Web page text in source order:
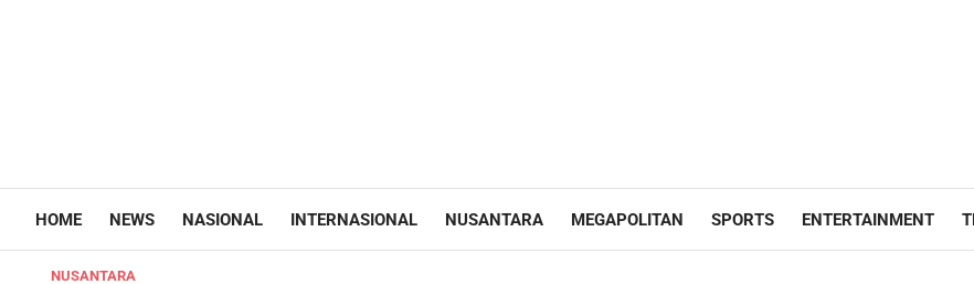
HOME NEWS NASIONAL INTERNASIONAL NUSANTARA MEGAPOLITAN SPORTS ENTERTAINMENT
NUSANTARA